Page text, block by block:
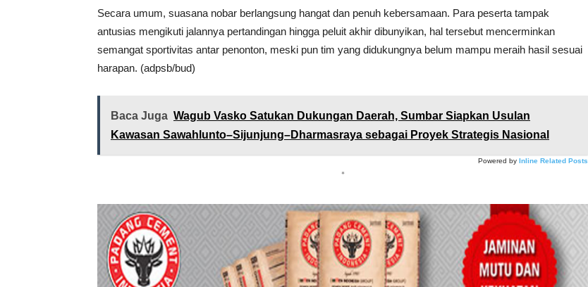
Secara umum, suasana nobar berlangsung hangat dan penuh kebersamaan. Para peserta tampak
antusias mengikuti jalannya pertandingan hingga peluit akhir dibunyikan, hal tersebut mencerminkan
semangat sportivitas antar penonton, meski pun tim yang didukungnya belum mampu meraih hasil sesuai
harapan. (adpsb/bud)
Baca Juga Wagub Vasko Satukan Dukungan Daerah, Sumbar Siapkan Usulan
Kawasan Sawahlunto–Sijunjung–Dharmasraya sebagai Proyek Strategis Nasional
Powered by Inline Related Posts
*